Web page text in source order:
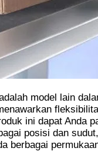
model lain
ini dapat Anda
posisi dan
berbagai